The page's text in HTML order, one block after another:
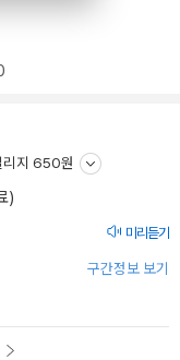
리지 650원
)
미리듣기
구간정보 보기